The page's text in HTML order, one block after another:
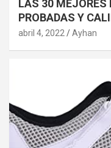
LAS 30 MEJORES
PROBADAS Y
abril 4, 2022 Ayhan